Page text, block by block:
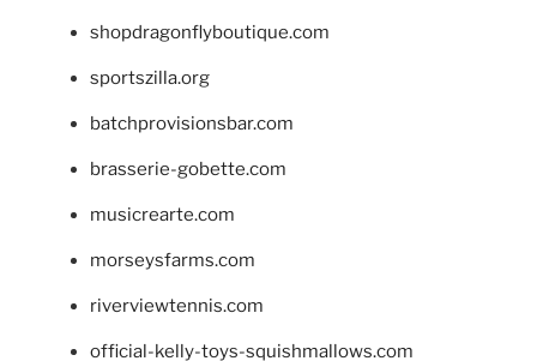
shopdragonflyboutique.com
sportszilla.org
batchprovisionsbar.com
brasserie-gobette.com
musicrearte.com
morseysfarms.com
riverviewtennis.com
official-kelly-toys-squishmallows.com